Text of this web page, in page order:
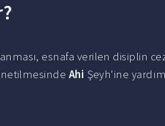
esnafa verilen disiplin
Ahi Şeyh'ine